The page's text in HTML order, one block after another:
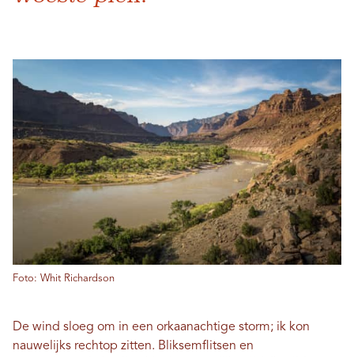
Foto: Whit Richardson
De wind sloeg om in een orkaanachtige storm; ik kon
nauwelijks rechtop zitten. Bliksemflitsen en